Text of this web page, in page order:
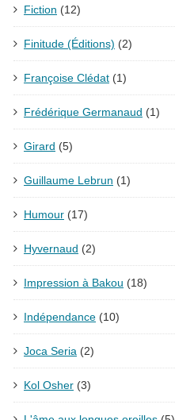
Fiction (12)
Finitude (Éditions) (2)
Françoise Clédat (1)
Frédérique Germanaud (1)
Girard (5)
Guillaume Lebrun (1)
Humour (17)
Hyvernaud (2)
Impression à Bakou (18)
Indépendance (10)
Joca Seria (2)
Kol Osher (3)